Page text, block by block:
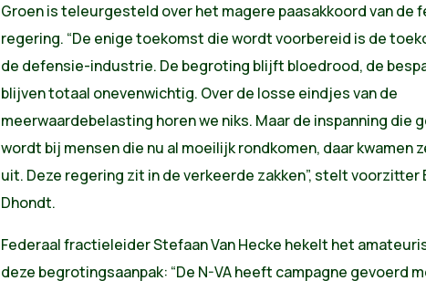
Groen is teleurgesteld over het magere paasakkoord van de
regering. “De enige toekomst die wordt voorbereid is de
de defensie-industrie. De begroting blijft bloedrood, de
blijven totaal onevenwichtig. Over de losse eindjes van de
meerwaardebelasting horen we niks. Maar de inspanning die
wordt bij mensen die nu al moeilijk rondkomen, daar kwamen
uit. Deze regering zit in de verkeerde zakken”, stelt voorzitter
Dhondt.
Federaal fractieleider Stefaan Van Hecke hekelt het
deze begrotingsaanpak: “De N-VA heeft campagne gevoerd